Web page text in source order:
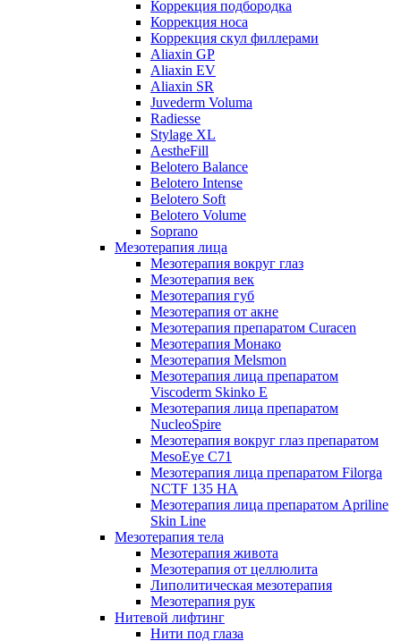
Коррекция подбородка
Коррекция носа
Коррекция скул филлерами
Aliaxin GP
Aliaxin EV
Aliaxin SR
Juvederm Voluma
Radiesse
Stylage XL
AestheFill
Belotero Balance
Belotero Intense
Belotero Soft
Belotero Volume
Soprano
Мезотерапия лица
Мезотерапия вокруг глаз
Мезотерапия век
Мезотерапия губ
Мезотерапия от акне
Мезотерапия препаратом Curacen
Мезотерапия Монако
Мезотерапия Melsmon
Мезотерапия лица препаратом
Viscoderm Skinko E
Мезотерапия лица препаратом
NucleoSpire
Мезотерапия вокруг глаз препаратом
MesoEye С71
Мезотерапия лица препаратом Filorga
NCTF 135 HA
Мезотерапия лица препаратом Apriline
Skin Line
Мезотерапия тела
Мезотерапия живота
Мезотерапия от целлюлита
Липолитическая мезотерапия
Мезотерапия рук
Нитевой лифтинг
Нити под глаза